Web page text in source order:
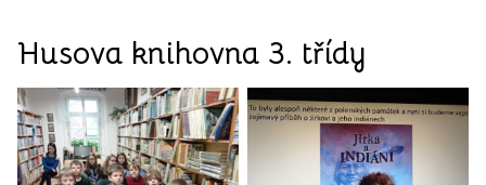
Husova knihovna 3. třídy